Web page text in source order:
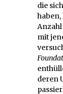
die
mit
deren